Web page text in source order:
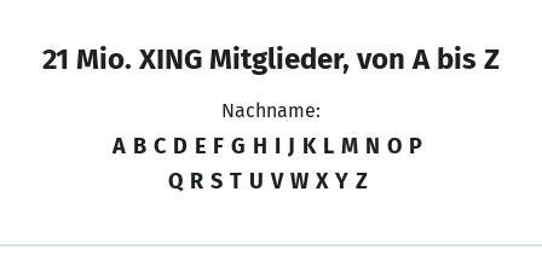
21 Mio. XING Mitglieder, von A bis Z
Nachname:
A B C D E F G H I J K L M N O P
Q R S T U V W X Y Z